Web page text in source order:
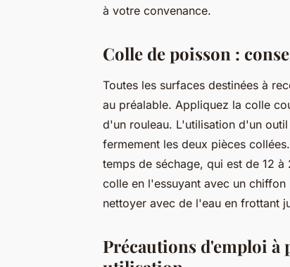
à votre convenance.
Colle de poisson :
Toutes les surfaces destinées à
au préalable. Appliquez la colle
d'un rouleau. L'utilisation d'un
fermement les deux pièces
temps de séchage, qui est de 12
colle en l'essuyant avec un
nettoyer avec de l'eau en frottant
Précautions d'emploi à